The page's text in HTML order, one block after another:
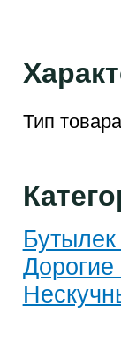
Тип товара
Дорогие